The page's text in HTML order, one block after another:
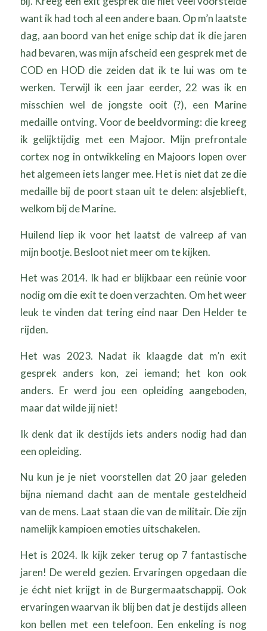
want ik had toch al een andere baan. Op m’n laatste
dag, aan boord van het enige schip dat ik die jaren
had bevaren, was mijn afscheid een gesprek met de
COD en HOD die zeiden dat ik te lui was om te
werken. Terwijl ik een jaar eerder, 22 was ik en
misschien wel de jongste ooit (?), een Marine
medaille ontving. Voor de beeldvorming: die kreeg
ik gelijktijdig met een Majoor. Mijn prefrontale
cortex nog in ontwikkeling en Majoors lopen over
het algemeen iets langer mee. Het is niet dat ze die
medaille bij de poort staan uit te delen: alsjeblieft,
welkom bij de Marine.
Huilend liep ik voor het laatst de valreep af van
mijn bootje. Besloot niet meer om te kijken.
Het was 2014. Ik had er blijkbaar een reünie voor
nodig om die exit te doen verzachten. Om het weer
leuk te vinden dat tering eind naar Den Helder te
rijden.
Het was 2023. Nadat ik klaagde dat m’n exit
gesprek anders kon, zei iemand; het kon ook
anders. Er werd jou een opleiding aangeboden,
maar dat wilde jij niet!
Ik denk dat ik destijds iets anders nodig had dan
een opleiding.
Nu kun je je niet voorstellen dat 20 jaar geleden
bijna niemand dacht aan de mentale gesteldheid
van de mens. Laat staan die van de militair. Die zijn
namelijk kampioen emoties uitschakelen.
Het is 2024. Ik kijk zeker terug op 7 fantastische
jaren! De wereld gezien. Ervaringen opgedaan die
je écht niet krijgt in de Burgermaatschappij. Ook
ervaringen waarvan ik blij ben dat je destijds alleen
kon bellen met een telefoon. Een enkeling is nog